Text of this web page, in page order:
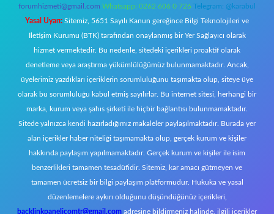
forumhizmeti@gmail.com Whatsapp: 0262 606 0 726 Telegram: @karabul
Yasal Uyarı: Sitemiz, 5651 Sayılı Kanun gereğince Bilgi Teknolojileri ve
İletişim Kurumu (BTK) tarafından onaylanmış bir Yer Sağlayıcı olarak
hizmet vermektedir. Bu nedenle, sitedeki içerikleri proaktif olarak
denetleme veya araştırma yükümlülüğümüz bulunmamaktadır. Ancak,
üyelerimiz yazdıkları içeriklerin sorumluluğunu taşımakta olup, siteye üye
olarak bu sorumluluğu kabul etmiş sayılırlar. Bu internet sitesi, herhangi bir
marka, kurum veya şahıs şirketi ile hiçbir bağlantısı bulunmamaktadır.
Sitede yalnızca kendi hazırladığımız makaleler paylaşılmaktadır. Burada yer
alan içerikler haber niteliği taşımamakta olup, gerçek kurum ve kişiler
hakkında paylaşım yapılmamaktadır. Gerçek kurum ve kişiler ile isim
benzerlikleri tamamen tesadüfidir. Sitemiz, kar amacı gütmeyen ve
tamamen ücretsiz bir bilgi paylaşım platformudur. Hukuka ve yasal
düzenlemelere aykırı olduğunu düşündüğünüz içerikleri,
backlinkpanelicomtr@gmail.com adresine bildirmeniz halinde, ilgili içerikler